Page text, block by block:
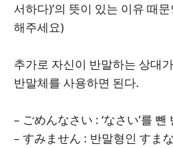
서하다)’의 뜻이 있는 이유 때
해주세요)
추가로 자신이 반말하는 상대
반말체를 사용하면 된다.
– ごめんなさい : ‘なさい’를
– すみません : 반말형인 すま